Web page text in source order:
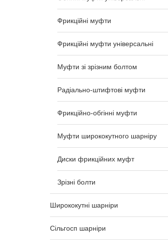
Фрикційні муфти
Фрикційні муфти універсальні
Муфти зі зрізним болтом
Радіально-штифтові муфти
Фрикційно-обгінні муфти
Муфти ширококутного шарніру
Диски фрикційних муфт
Зрізні болти
Ширококутні шарніри
Сільгосп шарніри